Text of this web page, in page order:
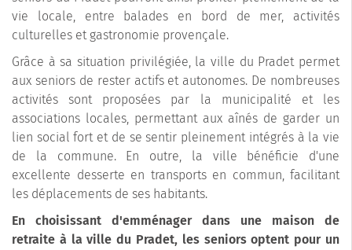
vie locale, entre balades en bord de mer, activités
culturelles et gastronomie provençale.
Grâce à sa situation privilégiée, la ville du Pradet permet
aux seniors de rester actifs et autonomes. De nombreuses
activités sont proposées par la municipalité et les
associations locales, permettant aux aînés de garder un
lien social fort et de se sentir pleinement intégrés à la vie
de la commune. En outre, la ville bénéficie d'une
excellente desserte en transports en commun, facilitant
les déplacements de ses habitants.
En choisissant d'emménager dans une maison de
retraite à la ville du Pradet, les seniors optent pour un